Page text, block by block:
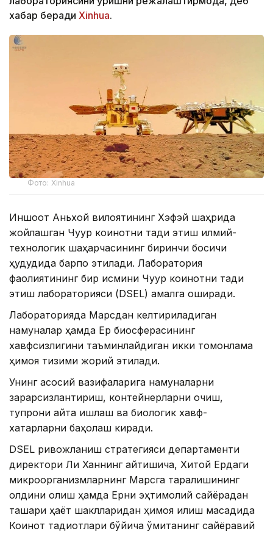
хабар беради Xinhua.
Фото: Xinhua
Иншоот Аньхой вилоятининг Хэфэй шаҳрида
жойлашган Чуқур коинотни тадқиқ этиш илмий-
технологик шаҳарчасининг биринчи босқичи
ҳудудида барпо этилади. Лаборатория
фаолиятининг бир қисмини Чуқур коинотни тадқиқ
этиш лабораторияси (DSEL) амалга оширади.
Лабораторияда Марсдан келтириладиган
намуналар ҳамда Ер биосферасининг
хавфсизлигини таъминлайдиган икки томонлама
ҳимоя тизими жорий этилади.
Унинг асосий вазифаларига намуналарни
зарарсизлантириш, контейнерларни очиш,
тупроқни қайта ишлаш ва биологик хавф-
хатарларни баҳолаш киради.
DSEL ривожланиш стратегияси департаменти
директори Ли Ханнинг айтишича, Хитой Ердаги
микроорганизмларнинг Марсга тарқалишининг
олдини олиш ҳамда Ерни эҳтимолий сайёрадан
ташқари ҳаёт шаклларидан ҳимоя қилиш мақсадида
Коинот тадқиқотлари бўйича қўмитанинг сайёравий